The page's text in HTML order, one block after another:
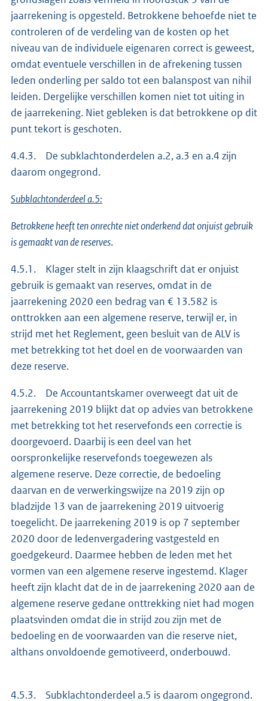
jaarrekening is opgesteld. Betrokkene behoefde niet te
controleren of de verdeling van de kosten op het
niveau van de individuele eigenaren correct is geweest,
omdat eventuele verschillen in de afrekening tussen
leden onderling per saldo tot een balanspost van nihil
leiden. Dergelijke verschillen komen niet tot uiting in
de jaarrekening. Niet gebleken is dat betrokkene op dit
punt tekort is geschoten.
4.4.3. De subklachtonderdelen a.2, a.3 en a.4 zijn
daarom ongegrond.
Subklachtonderdeel a.5:
Betrokkene heeft ten onrechte niet onderkend dat onjuist gebruik
is gemaakt van de reserves.
4.5.1. Klager stelt in zijn klaagschrift dat er onjuist
gebruik is gemaakt van reserves, omdat in de
jaarrekening 2020 een bedrag van € 13.582 is
onttrokken aan een algemene reserve, terwijl er, in
strijd met het Reglement, geen besluit van de ALV is
met betrekking tot het doel en de voorwaarden van
deze reserve.
4.5.2. De Accountantskamer overweegt dat uit de
jaarrekening 2019 blijkt dat op advies van betrokkene
met betrekking tot het reservefonds een correctie is
doorgevoerd. Daarbij is een deel van het
oorspronkelijke reservefonds toegewezen als
algemene reserve. Deze correctie, de bedoeling
daarvan en de verwerkingswijze na 2019 zijn op
bladzijde 13 van de jaarrekening 2019 uitvoerig
toegelicht. De jaarrekening 2019 is op 7 september
2020 door de ledenvergadering vastgesteld en
goedgekeurd. Daarmee hebben de leden met het
vormen van een algemene reserve ingestemd. Klager
heeft zijn klacht dat de in de jaarrekening 2020 aan de
algemene reserve gedane onttrekking niet had mogen
plaatsvinden omdat die in strijd zou zijn met de
bedoeling en de voorwaarden van die reserve niet,
althans onvoldoende gemotiveerd, onderbouwd.
4.5.3. Subklachtonderdeel a.5 is daarom ongegrond.